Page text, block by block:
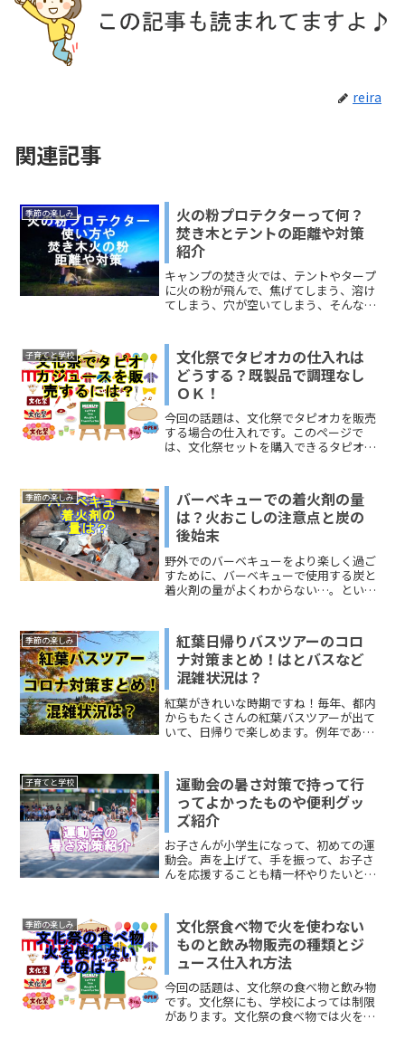
reira
関連記事
季節の楽しみ
火の粉プロテクターって何？
焚き木とテントの距離や対策
紹介
キャンプの焚き火では、テントやタープ
に火の粉が飛んで、焦げてしまう、溶け
てしまう、穴が空いてしまう、そんな心
回は、火の粉からテントを守るプロテク
ター、焚き木を燃やす位置...
子育てと学校
文化祭でタピオカの仕入れは
どうする？既製品で調理なし
ＯＫ！
今回の話題は、文化祭でタピオカを販売
する場合の仕入れです。このページで
は、文化祭セットを購入できるタピオカ
でタピオカをやるなら仕入れはどこで？
文化祭向けにタピオカを販売...
季節の楽しみ
バーベキューでの着火剤の量
は？火おこしの注意点と炭の
後始末
野外でのバーベキューをより楽しく過ご
すために、バーベキューで使用する炭と
着火剤の量がよくわからない…。という
人と出かける時の参考にしてください
ね。バーベキューをする際の...
季節の楽しみ
紅葉日帰りバスツアーのコロ
ナ対策まとめ！はとバスなど
混雑状況は？
紅葉がきれいな時期ですね！毎年、都内
からもたくさんの紅葉バスツアーが出て
いて、日帰りで楽しめます。例年であれ
す。今回は、東京発「紅葉日帰りバスツ
アー」のコロナ対策についての...
子育てと学校
運動会の暑さ対策で持って行
ってよかったものや便利グッ
ズ紹介
お子さんが小学生になって、初めての運
動会。声を上げて、手を振って、お子さ
んを応援することも精一杯やりたいとこ
なっていたり、最近は学校全体の配慮と
して短い時間で終わる運動...
季節の楽しみ
文化祭食べ物で火を使わない
ものと飲み物販売の種類とジ
ュース仕入れ方法
今回の話題は、文化祭の食べ物と飲み物
です。文化祭にも、学校によっては制限
があります。文化祭の食べ物では火を使